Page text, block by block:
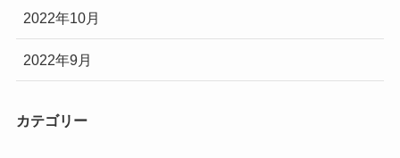
2022年10月
2022年9月
カテゴリー